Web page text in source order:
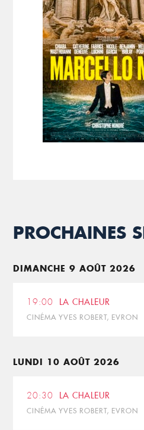
PROCHAINES
DIMANCHE 9 AOÛT 2026
19:00 LA CHALEUR
CINÉMA YVES ROBERT, EVRON
LUNDI 10 AOÛT 2026
20:30 LA CHALEUR
CINÉMA YVES ROBERT, EVRON